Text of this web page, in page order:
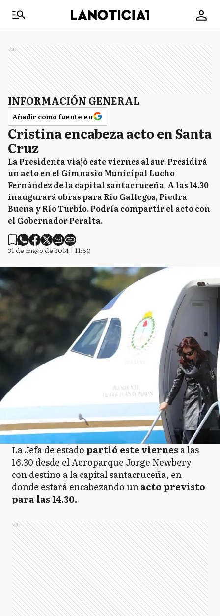
Ads
INFORMACIÓN GENERAL
Añadir como fuente en
Cristina encabeza acto en Santa
Cruz
La Presidenta viajó este viernes al sur. Presidirá
un acto en el Gimnasio Municipal Lucho
Fernández de la capital santacruceña. A las 14.30
inaugurará obras para Río Gallegos, Piedra
Buena y Río Turbio. Podría compartir el acto con
el Gobernador Peralta.
31 de mayo de 2014 | 11:50
La Jefa de estado partió este viernes a las
16.30 desde el Aeroparque Jorge Newbery
con destino a la capital santacruceña, en
donde estará encabezando unacto previsto
para las 14.30.
Ads